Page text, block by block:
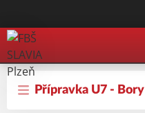
FBŠ SLAVIA Plzeň
Přípravka U7 - Bory